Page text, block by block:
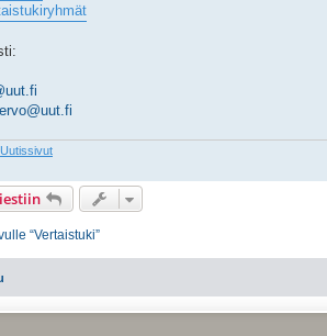
Uutissivut
“Vertaistuki”